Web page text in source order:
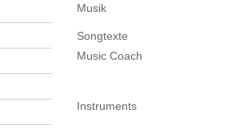
Musik
Songtexte
Music Coach
Instruments